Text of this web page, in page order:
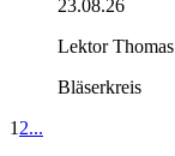
23.08.26
Lektor
Bläserkreis
1 2...